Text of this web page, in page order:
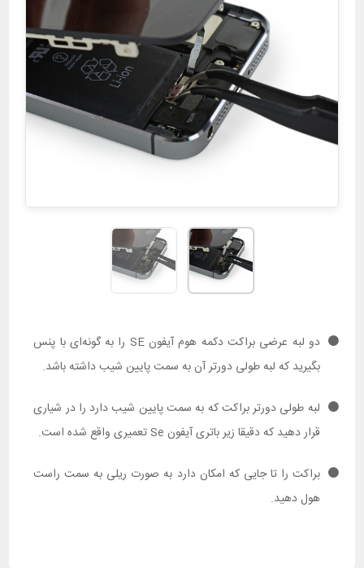
دو لبه عرضی براکت دکمه هوم آیفون SE را به گونه‌ای با پنس
بگیرید که لبه طولی دورتر آن به سمت پایین شیب داشته باشد.
لبه طولی دورتر براکت که به سمت پایین شیب دارد را در شیاری
قرار دهید که دقیقا زیر باتری آیفون Se تعمیری واقع شده است.
براکت را تا جایی که امکان دارد به صورت ریلی به سمت راست
هول دهید.